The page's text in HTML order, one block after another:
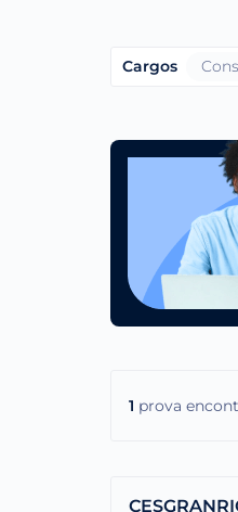
Cargos
1 prova